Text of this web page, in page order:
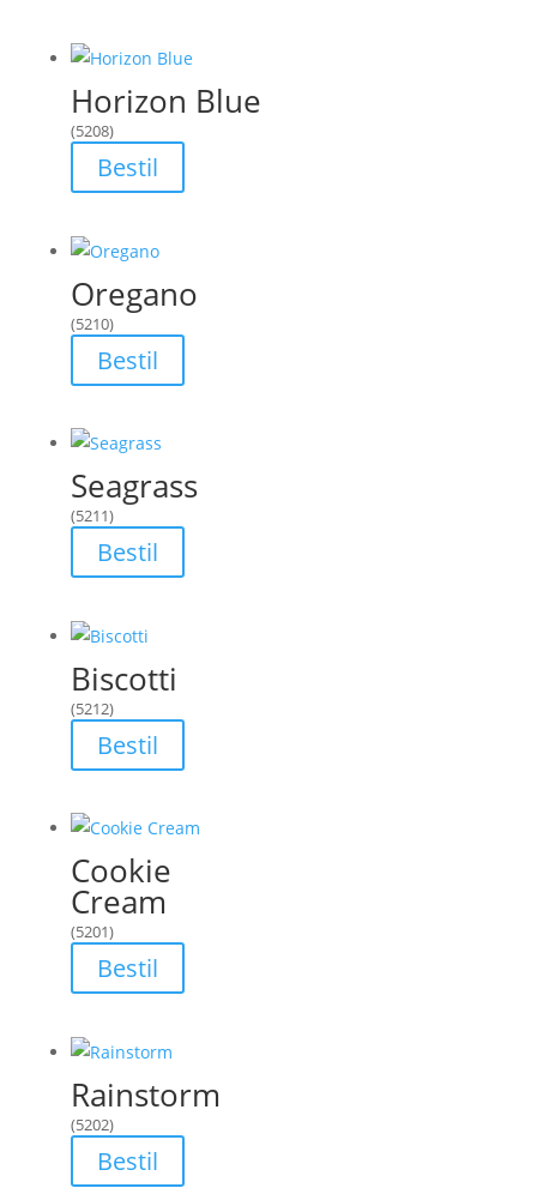
Horizon Blue
(5208)
Bestil
Oregano
(5210)
Bestil
Seagrass
(5211)
Bestil
Biscotti
(5212)
Bestil
Cookie
Cream
(5201)
Bestil
Rainstorm
(5202)
Bestil